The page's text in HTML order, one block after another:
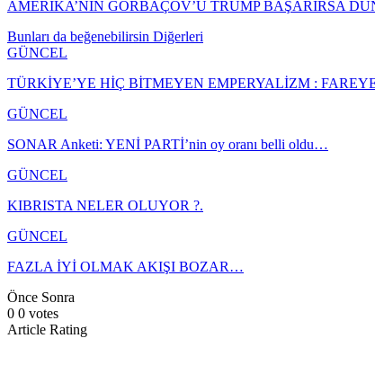
AMERİKA’NIN GORBAÇOV’U TRUMP BAŞARIRSA
Bunları da beğenebilirsin Diğerleri
GÜNCEL
TÜRKİYE’YE HİÇ BİTMEYEN EMPERYALİZM :
GÜNCEL
SONAR Anketi: YENİ PARTİ’nin oy oranı belli oldu…
GÜNCEL
KIBRISTA NELER OLUYOR ?.
GÜNCEL
FAZLA İYİ OLMAK AKIŞI BOZAR…
Önce Sonra
0 0 votes
Article Rating